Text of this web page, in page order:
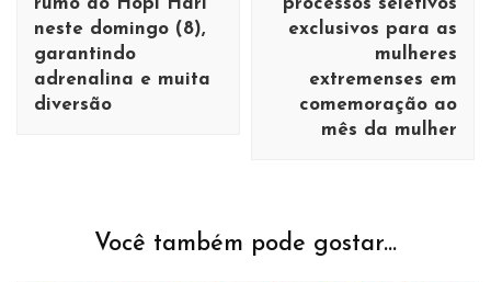
neste domingo (8),
garantindo
adrenalina e muita
diversão
exclusivos para as
mulheres
extremenses em
comemoração ao
mês da mulher
Você também pode gostar...